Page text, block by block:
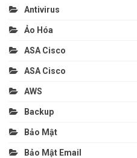
Antivirus
Ảo Hóa
ASA Cisco
ASA Cisco
AWS
Backup
Bảo Mật
Bảo Mật Email